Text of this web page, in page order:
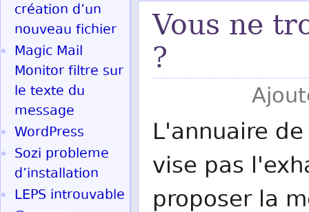
Vous ne
?
L'annuaire
vise pas
proposer la
création d’un
nouveau fichier
Magic Mail
Monitor filtre sur
le texte du
message
WordPress
Sozi probleme
d’installation
LEPS introuvable